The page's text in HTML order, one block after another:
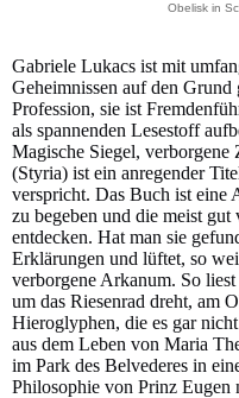
Obelisk in
Gabriele Lukacs ist mit
Geheimnissen auf den
Profession, sie ist
als spannenden Lesestoff
Magische Siegel, verborgene
(Styria) ist ein anregender
verspricht. Das Buch ist eine
zu begeben und die meist gut
entdecken. Hat man sie
Erklärungen und lüftet, so
verborgene Arkanum. So
um das Riesenrad dreht, am
Hieroglyphen, die es gar
aus dem Leben von Maria
im Park des Belvederes in
Philosophie von Prinz Eugen